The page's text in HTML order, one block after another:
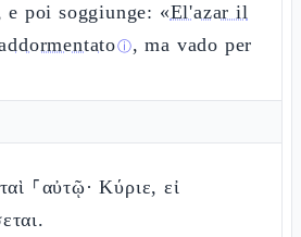
e poi soggiunge: «El'azar il
ⓘ, ma vado per
⸀αὐτῷ· Κύριε, εἰ